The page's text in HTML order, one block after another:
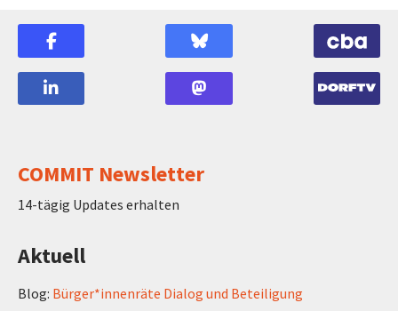
COMMIT Newsletter
14-tägig Updates erhalten
Aktuell
Blog: Bürger*innenräte Dialog und Beteiligung